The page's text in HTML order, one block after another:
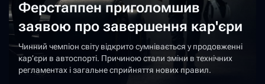
Ферстаппен приголомшив
заявою про завершення кар'єри
Чинний чемпіон світу відкрито сумнівається у продовженні
кар’єри в автоспорті. Причиною стали зміни в технічних
регламентах і загальне сприйняття нових правил.